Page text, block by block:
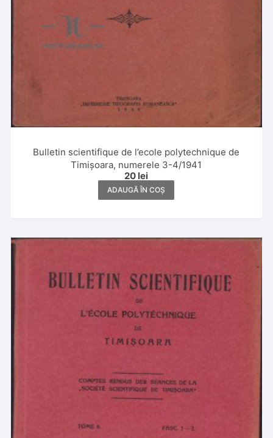
Bulletin scientifique de l’ecole polytechnique de
Timișoara, numerele 3-4/1941
20 lei
ADAUGĂ ÎN COȘ